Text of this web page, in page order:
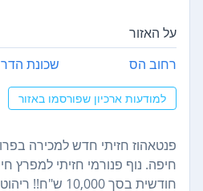
על האזור
רחוב הס שכונת הדר
למודעות ארכיון שפורסמו באזור
חיפה. נוף פנורמי חזיתי למפרץ
חודשית בסך